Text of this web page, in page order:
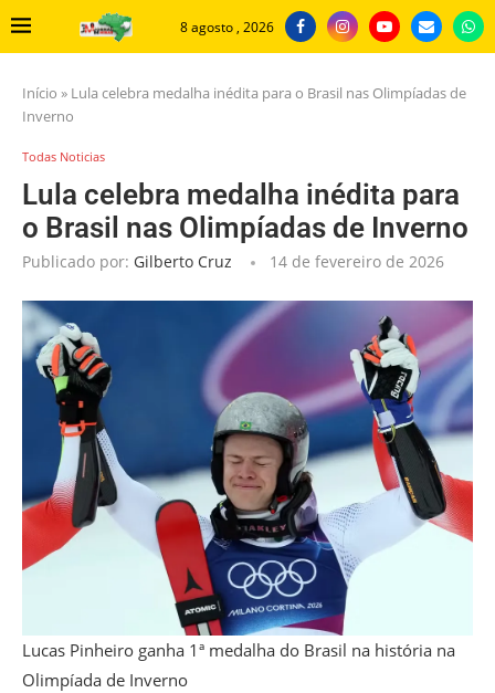
8 agosto , 2026
Início » Lula celebra medalha inédita para o Brasil nas Olimpíadas de
Inverno
Todas Noticias
Lula celebra medalha inédita para
o Brasil nas Olimpíadas de Inverno
Publicado por: Gilberto Cruz 14 de fevereiro de 2026
Lucas Pinheiro ganha 1ª medalha do Brasil na história na
Olimpíada de Inverno